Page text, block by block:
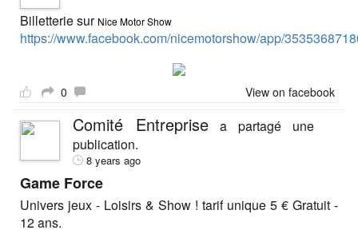
Billetterie sur Nice Motor Show
https://www.facebook.com/nicemotorshow/app/
0 View on facebook
Comité Entreprise a partagé une
publication.
8 years ago
Game Force
Univers jeux - Loisirs & Show ! tarif unique 5 € Gratuit -
12 ans.